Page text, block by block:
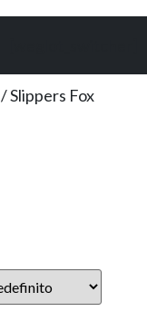
/ Slippers Fox